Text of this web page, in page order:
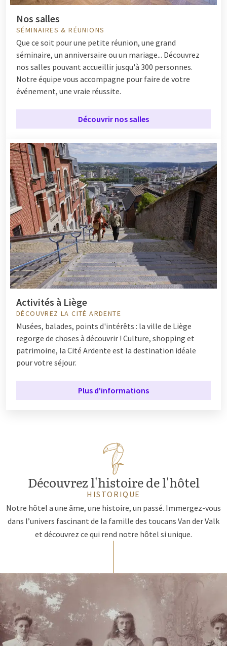
Nos salles
SÉMINAIRES & RÉUNIONS
Que ce soit pour une petite réunion, une grand
séminaire, un anniversaire ou un mariage... Découvrez
nos salles pouvant accueillir jusqu'à 300 personnes.
Notre équipe vous accompagne pour faire de votre
événement, une vraie réussite.
Découvrir nos salles
Activités à Liège
DÉCOUVREZ LA CITÉ ARDENTE
Musées, balades, points d'intérêts : la ville de Liège
regorge de choses à découvrir ! Culture, shopping et
patrimoine, la Cité Ardente est la destination idéale
pour votre séjour.
Plus d'informations
Découvrez l'histoire de l'hôtel
HISTORIQUE
Notre hôtel a une âme, une histoire, un passé. Immergez-vous
dans l’univers fascinant de la famille des toucans Van der Valk
et découvrez ce qui rend notre hôtel si unique.